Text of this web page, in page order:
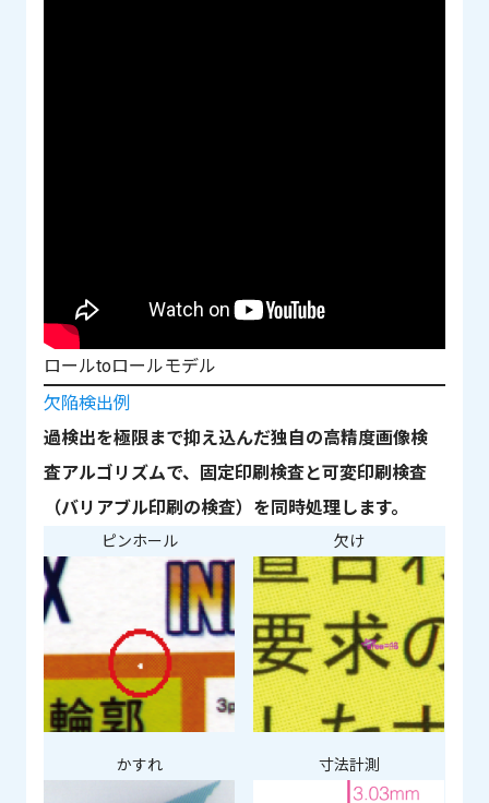
ロールtoロールモデル
欠陥検出例
過検出を極限まで抑え込んだ独自の高精度画像検
査アルゴリズムで、固定印刷検査と可変印刷検査
（バリアブル印刷の検査）を同時処理します。
ピンホール 欠け
かすれ 寸法計測